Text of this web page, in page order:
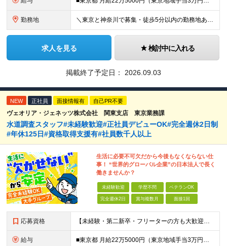
勤務地 ＼東京と神奈川で募集・徒歩5分以内の勤務地あり／ ■根岸事務所 東京都台東区根岸5-6-14 根岸5光ビル ■阿佐ヶ谷事務所 東京都杉並区成田東4-38-25 ■大橋事務所 東京都目黒区大橋2-8-1
求人を見る 検討中に入れる
掲載終了予定日： 2026.09.03
NEW 正社員 面接情報有 自己PR不要
ヴェオリア・ジェネッツ株式会社 関東支店 東京業務課
水道調査スタッフ#未経験歓迎#正社員デビューOK#完全週休2日制
#年休125日#資格取得支援有#社員数千人以上
生活に必要不可欠だから今後もなくならない仕
事！ “世界的グローバル企業”の日本法人で長く
働きませんか？
未経験歓迎 学歴不問 ベテランOK
完全週休2日 賞与複数月 面接1回
応募資格 【未経験・第二新卒・フリーターの方も大歓迎！】 ●高卒以上 ●要普通自動車免許（AT限定可） ※特別な経験やスキルは一切不問です！ ★求める人物像★ ・「ほどほどに、無理なく長く働きたい」方 ・安定
給与 ■東京都 月給22万5000円（東京地域手当3万円含）～25万円＋残業代全額支給＋各種手当 ■神奈川県 月給19万5000円～24万円＋残業代全額支給＋各種手当 ※年齢・経験を考慮し決定 ※試用期